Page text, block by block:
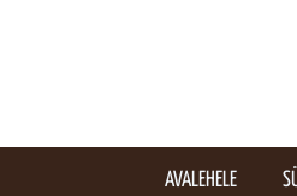
AVALEHELE